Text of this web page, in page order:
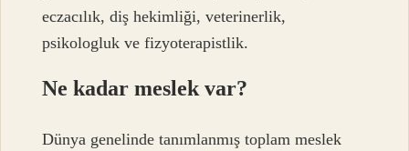
eczacılık, diş hekimliği, veterinerlik,
psikologluk ve fizyoterapistlik.
Ne kadar meslek var?
Dünya genelinde tanımlanmış toplam meslek